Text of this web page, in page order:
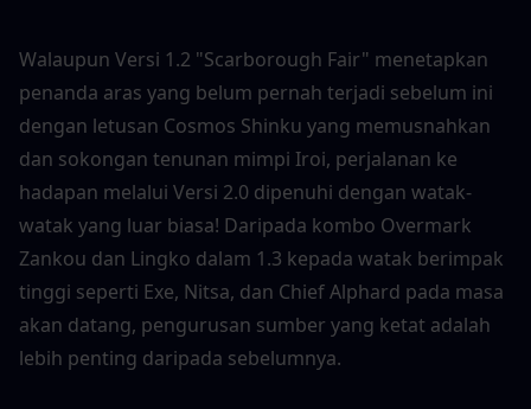
Walaupun Versi 1.2 "Scarborough Fair" menetapkan
penanda aras yang belum pernah terjadi sebelum ini
dengan letusan Cosmos Shinku yang memusnahkan
dan sokongan tenunan mimpi Iroi, perjalanan ke
hadapan melalui Versi 2.0 dipenuhi dengan watak-
watak yang luar biasa! Daripada kombo Overmark
Zankou dan Lingko dalam 1.3 kepada watak berimpak
tinggi seperti Exe, Nitsa, dan Chief Alphard pada masa
akan datang, pengurusan sumber yang ketat adalah
lebih penting daripada sebelumnya.